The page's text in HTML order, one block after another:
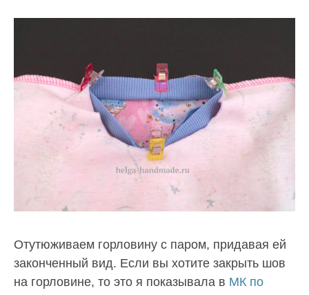
Отутюживаем горловину с паром, придавая ей
законченный вид. Если вы хотите закрыть шов
на горловине, то это я показывала в МК по